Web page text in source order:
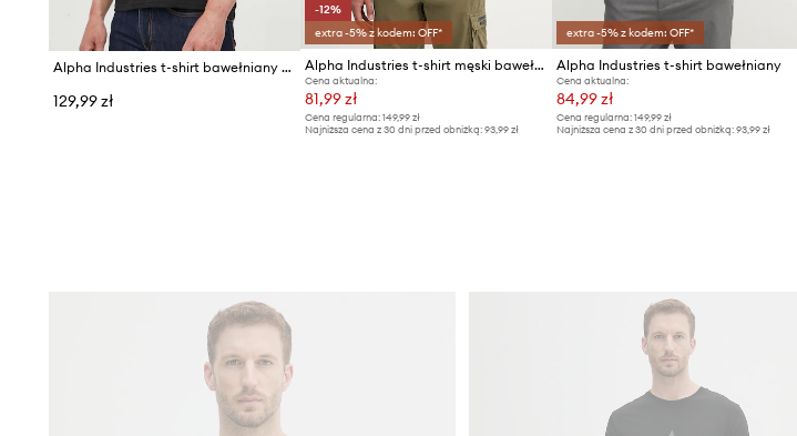
Alpha Industries t-shirt bawełniany Label
129,99 zł
-12%
extra -5% z kodem: OFF*
Alpha Industries t-shirt męski bawełniany US Scorpion Backprint
Cena aktualna:
81,99 zł
Cena regularna:149,99 zł
Najniższa cena z 30 dni przed obniżką:93,99 zł
extra -5% z kodem: OFF*
Alpha Industries t-shirt bawełniany
Cena aktualna:
84,99 zł
Cena regularna: 149,99 zł
Najniższa cena z 30 dni przed obniżką: 93,99 zł